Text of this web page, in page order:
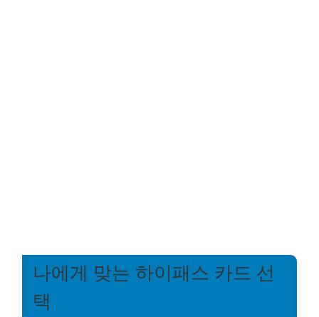
나에게 맞는 하이패스 카드 선
택